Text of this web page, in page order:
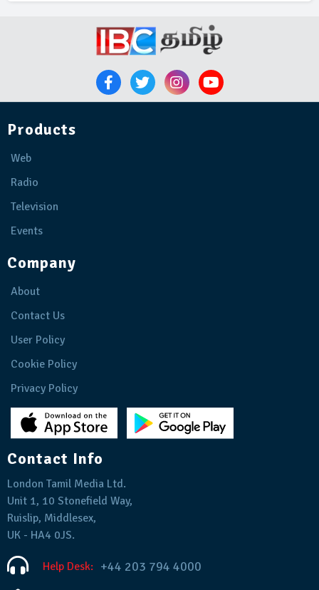
Products
Web
Radio
Television
Events
Company
About
Contact Us
User Policy
Cookie Policy
Privacy Policy
Contact Info
London Tamil Media Ltd.
Unit 1, 10 Stonefield Way,
Ruislip, Middlesex,
UK - HA4 0JS.
Help Desk: +44 203 794 4000